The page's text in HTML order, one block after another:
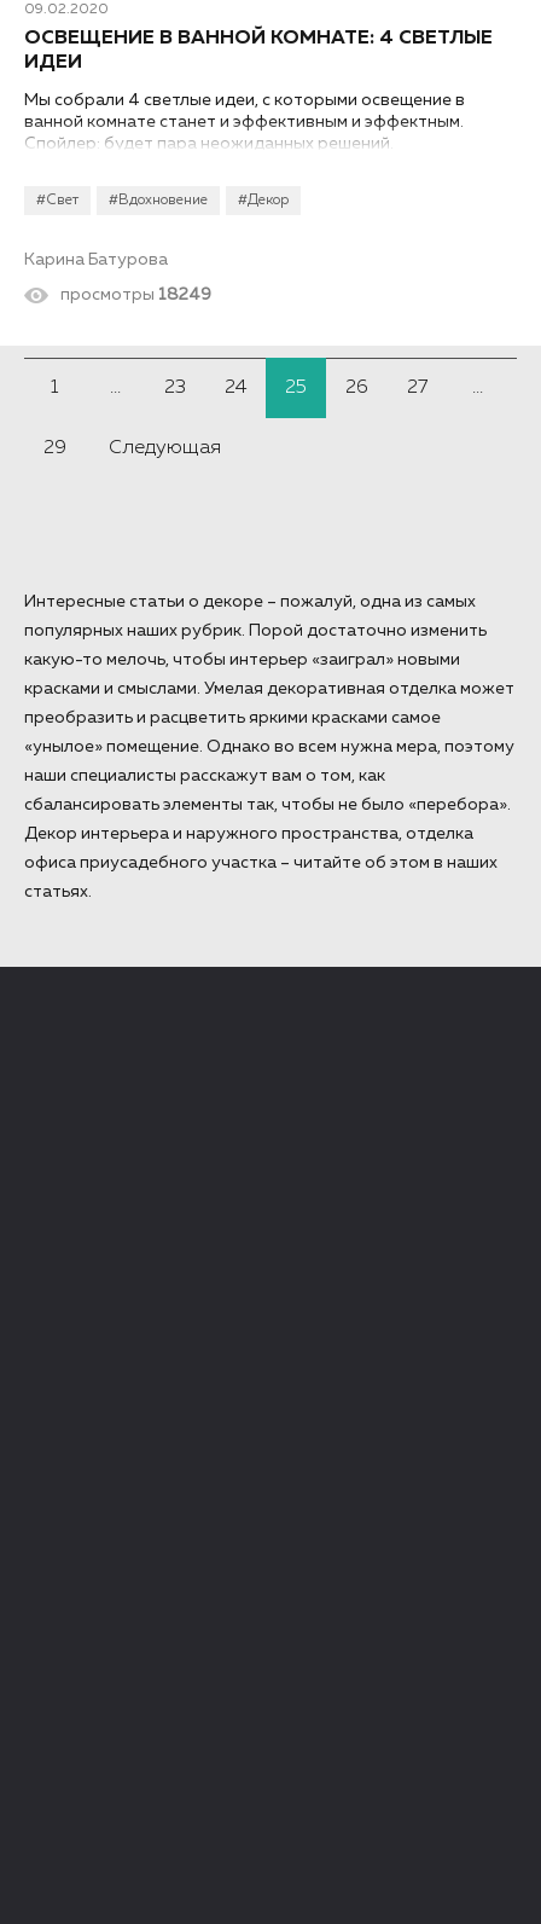
09.02.2020
#Свет #Вдохновение #Декор
ОСВЕЩЕНИЕ В ВАННОЙ КОМНАТЕ: 4 СВЕТЛЫЕ
ИДЕИ
Мы собрали 4 светлые идеи, с которыми освещение в
ванной комнате станет и эффективным и эффектным.
Спойлер: будет пара неожиданных решений.
Карина Батурова
просмотры 18249
1 ... 23 24 25 26 27 ...
29 Следующая
Интересные статьи о декоре – пожалуй, одна из самых
популярных наших рубрик. Порой достаточно изменить
какую-то мелочь, чтобы интерьер «заиграл» новыми
красками и смыслами. Умелая декоративная отделка может
преобразить и расцветить яркими красками самое
«унылое» помещение. Однако во всем нужна мера, поэтому
наши специалисты расскажут вам о том, как
сбалансировать элементы так, чтобы не было «перебора».
Декор интерьера и наружного пространства, отделка
офиса приусадебного участка – читайте об этом в наших
статьях.